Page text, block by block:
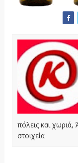
πόλεις και
στοιχεία